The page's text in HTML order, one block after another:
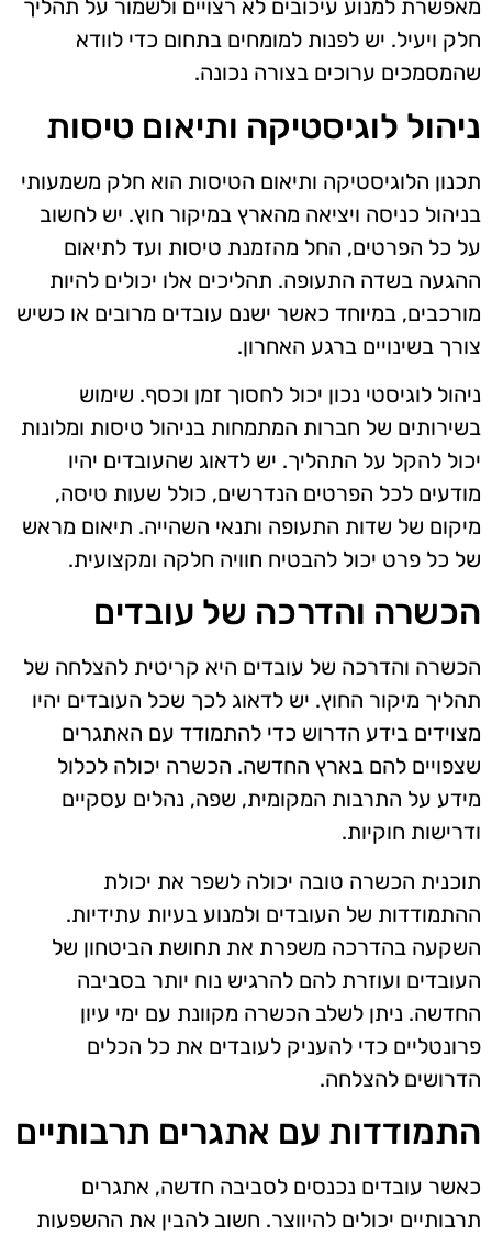
מאפשרת למנוע עיכובים לא רצויים ולשמור על תהליך
חלק ויעיל. יש לפנות למומחים בתחום כדי לוודא
שהמסמכים ערוכים בצורה נכונה.
ניהול לוגיסטיקה ותיאום טיסות
תכנון הלוגיסטיקה ותיאום הטיסות הוא חלק משמעותי
בניהול כניסה ויציאה מהארץ במיקור חוץ. יש לחשוב
על כל הפרטים, החל מהזמנת טיסות ועד לתיאום
ההגעה בשדה התעופה. תהליכים אלו יכולים להיות
מורכבים, במיוחד כאשר ישנם עובדים מרובים או כשיש
צורך בשינויים ברגע האחרון.
ניהול לוגיסטי נכון יכול לחסוך זמן וכסף. שימוש
בשירותים של חברות המתמחות בניהול טיסות ומלונות
יכול להקל על התהליך. יש לדאוג שהעובדים יהיו
מודעים לכל הפרטים הנדרשים, כולל שעות טיסה,
מיקום של שדות התעופה ותנאי השהייה. תיאום מראש
של כל פרט יכול להבטיח חוויה חלקה ומקצועית.
הכשרה והדרכה של עובדים
הכשרה והדרכה של עובדים היא קריטית להצלחה של
תהליך מיקור החוץ. יש לדאוג לכך שכל העובדים יהיו
מצוידים בידע הדרוש כדי להתמודד עם האתגרים
שצפויים להם בארץ החדשה. הכשרה יכולה לכלול
מידע על התרבות המקומית, שפה, נהלים עסקיים
ודרישות חוקיות.
תוכנית הכשרה טובה יכולה לשפר את יכולת
ההתמודדות של העובדים ולמנוע בעיות עתידיות.
השקעה בהדרכה משפרת את תחושת הביטחון של
העובדים ועוזרת להם להרגיש נוח יותר בסביבה
החדשה. ניתן לשלב הכשרה מקוונת עם ימי עיון
פרונטליים כדי להעניק לעובדים את כל הכלים
הדרושים להצלחה.
התמודדות עם אתגרים תרבותיים
כאשר עובדים נכנסים לסביבה חדשה, אתגרים
תרבותיים יכולים להיווצר. חשוב להבין את ההשפעות